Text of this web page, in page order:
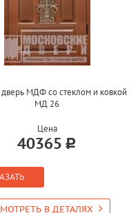
дверь МДФ со стеклом и ковкой
МД 26
Цена
40365
В ДЕТАЛЯХ